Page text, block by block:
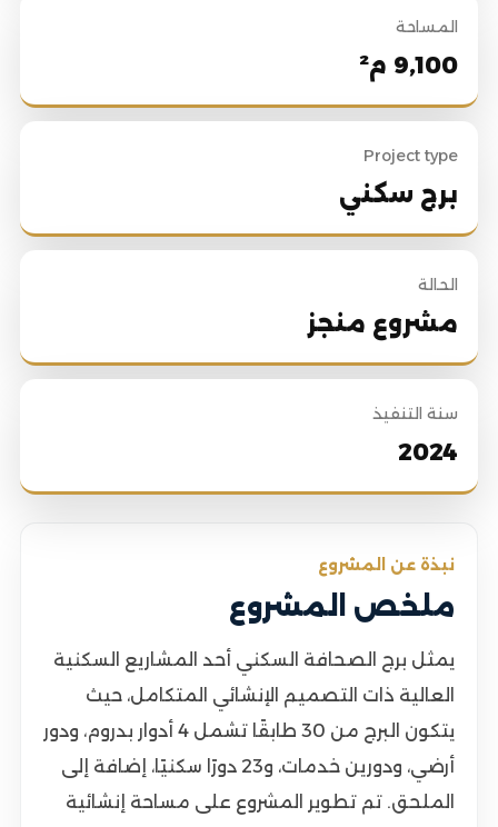
المساحة
9,100 م²
Project type
برج سكني
الحالة
مشروع منجز
سنة التنفيذ
2024
نبذة عن المشروع
ملخص المشروع
يمثل برج الصحافة السكني أحد المشاريع السكنية
العالية ذات التصميم الإنشائي المتكامل، حيث
يتكون البرج من 30 طابقًا تشمل 4 أدوار بدروم، ودور
أرضي، ودورين خدمات، و23 دورًا سكنيًا، إضافة إلى
الملحق. تم تطوير المشروع على مساحة إنشائية